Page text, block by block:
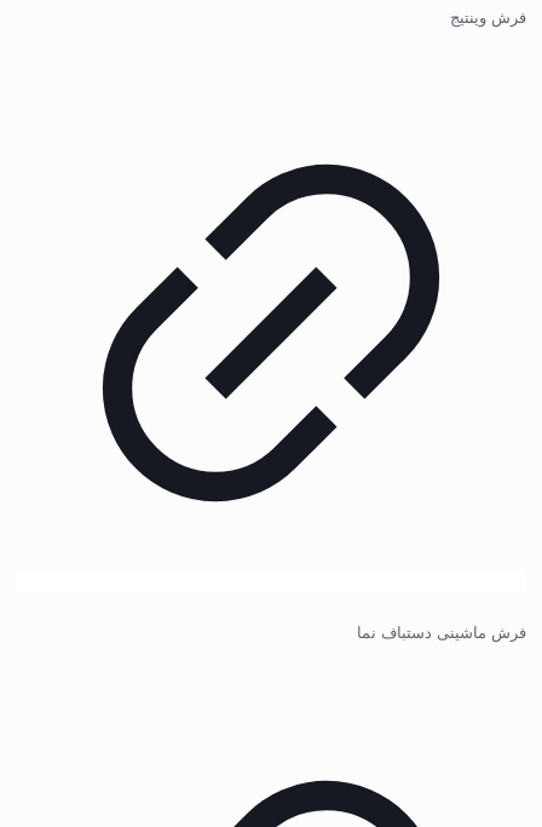
فرش وینتیج
فرش ماشینی دستباف نما